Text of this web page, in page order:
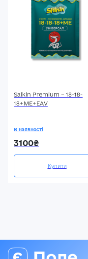
Saikin Premium – 18-18-
18+МЕ+ЕАV
В наявності
3100₴
Купити